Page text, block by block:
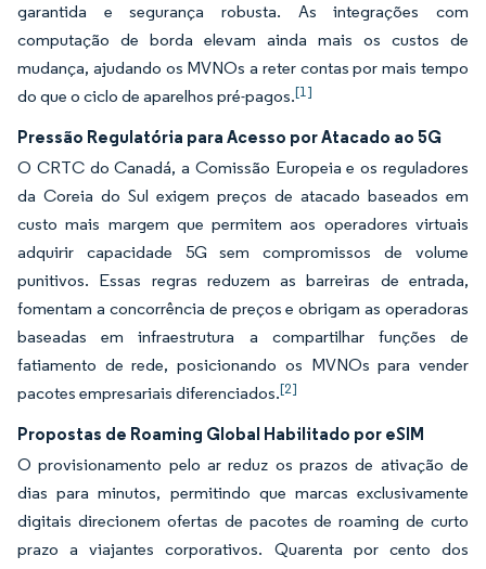
garantida e segurança robusta. As integrações com
computação de borda elevam ainda mais os custos de
mudança, ajudando os MVNOs a reter contas por mais tempo
do que o ciclo de aparelhos pré-pagos.[1]
Pressão Regulatória para Acesso por Atacado ao 5G
O CRTC do Canadá, a Comissão Europeia e os reguladores
da Coreia do Sul exigem preços de atacado baseados em
custo mais margem que permitem aos operadores virtuais
adquirir capacidade 5G sem compromissos de volume
punitivos. Essas regras reduzem as barreiras de entrada,
fomentam a concorrência de preços e obrigam as operadoras
baseadas em infraestrutura a compartilhar funções de
fatiamento de rede, posicionando os MVNOs para vender
pacotes empresariais diferenciados.[2]
Propostas de Roaming Global Habilitado por eSIM
O provisionamento pelo ar reduz os prazos de ativação de
dias para minutos, permitindo que marcas exclusivamente
digitais direcionem ofertas de pacotes de roaming de curto
prazo a viajantes corporativos. Quarenta por cento dos